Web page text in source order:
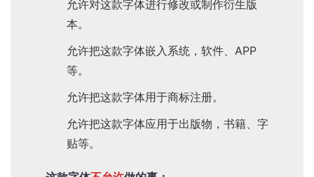
允许对这款字体进行修改或制作衍生版
本。
允许把这款字体嵌入系统，软件、APP
等。
允许把这款字体用于商标注册。
允许把这款字体应用于出版物，书籍、字
贴等。